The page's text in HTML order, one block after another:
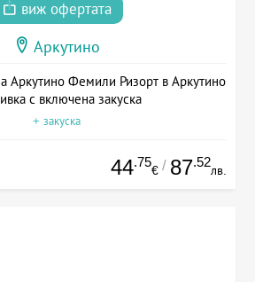
виж офертата
Аркутино
Аркутино Фемили Ризорт в Аркутино
с включена закуска
+ закуска
44.75
€ / 87.52
лв.